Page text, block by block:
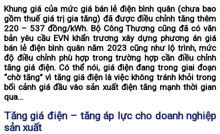
Khung giá của mức giá bán lẻ điện bình quân (chưa bao
gồm thuế giá trị gia tăng) đã được điều chỉnh tăng thêm
220 – 537 đồng/kWh. Bộ Công Thương cũng đã có văn
bản yêu cầu EVN khẩn trương xây dựng phương án giá
bán lẻ điện bình quân năm 2023 cũng như lộ trình, mức
độ điều chỉnh phù hợp trong trường hợp cần điều chỉnh
tăng giá điện. Có thể nói, giá điện đang trong giai đoạn
“chờ tăng” vì tăng giá điện là việc không tránh khỏi trong
bối cảnh giá đầu vào sản xuất điện tăng mạnh thời gian
qua…
Tăng giá điện – tăng áp lực cho doanh nghiệp
sản xuất